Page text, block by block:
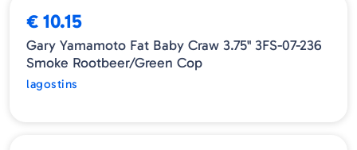
€ 10.15
Gary Yamamoto Fat Baby Craw 3.75" 3FS-07-236
Smoke Rootbeer/Green Cop
lagostins